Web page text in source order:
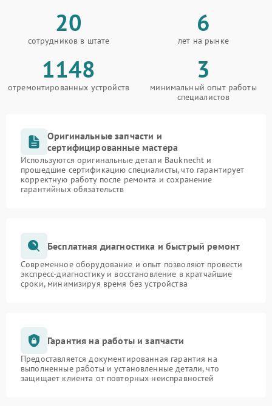
20
сотрудников в штате
6
лет на рынке
1148
отремонтированных устройств
3
минимальный опыт работы
специалистов
Оригинальные запчасти и
сертифицированные мастера
Используются оригинальные детали Bauknecht и
прошедшие сертификацию специалисты, что гарантирует
корректную работу после ремонта и сохранение
гарантийных обязательств
Бесплатная диагностика и быстрый ремонт
Современное оборудование и опыт позволяют провести
экспресс-диагностику и восстановление в кратчайшие
сроки, минимизируя время без устройства
Гарантия на работы и запчасти
Предоставляется документированная гарантия на
выполненные работы и установленные детали, что
защищает клиента от повторных неисправностей